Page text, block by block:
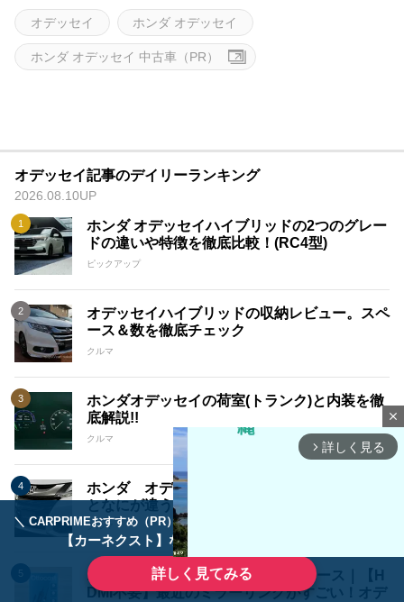
＼ CARPRIMEおすすめ（PR） ／
【カーネクスト】ならどんなクルマも高価買取
詳しく見てみる
オデッセイ ホンダ オデッセイ
ホンダ オデッセイ 中古車（PR）
オデッセイ記事のデイリーランキング
2026.08.10UP
ホンダ オデッセイハイブリッドの2つのグレー
ドの違いや特徴を徹底比較！(RC4型)
ピックアップ
オデッセイハイブリッドの収納レビュー。スペ
ース＆数を徹底チェック
クルマ
ホンダオデッセイの荷室(トランク)と内装を徹
底解説!!
クルマ
ホンダ オデッセイのアブソルートはノーマル
となにが違う？
クルマ
Kamitake Channel カミタケモータース｜【H
DMI不要】最近のミラーリングがすごい！オデ
close
arrow_forward_ios 詳しく見る